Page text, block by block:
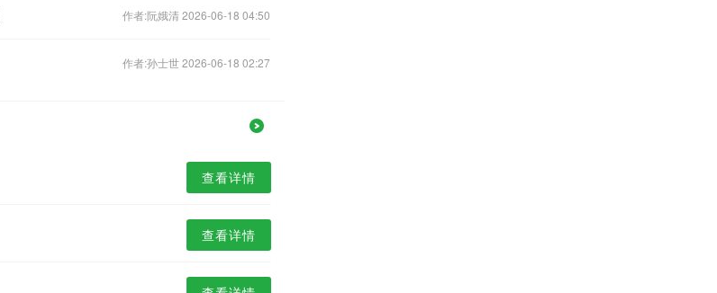
作者:阮娥清 2026-06-18 04:50
作者:孙士世 2026-06-18 02:27
查看详情
查看详情